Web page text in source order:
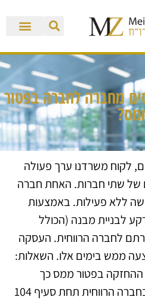
מחברה לחברה בפטור
לקוח משרדנו ערך פעולה
של שתי חברות. האחת חברה
ללא פעילות. באמצעות
לבניית מבנה (הכולל
לחברה הרווחית. העסקה
ממש בימים אלו. השאלות:
בפטור ממס כך
שהחברה החדשה תחזיק בחברה הרווחית תחת סעיף 104